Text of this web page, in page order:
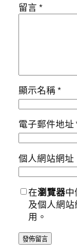
留言*
顯示名稱*
電子郵件地址
個人網站網址
在瀏覽器中
及個人網
用。